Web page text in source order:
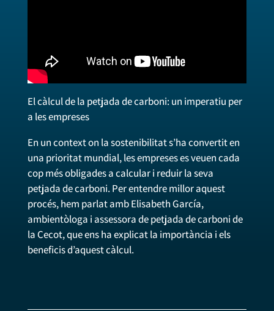
El càlcul de la petjada de carboni: un imperatiu per
a les empreses
En un context on la sostenibilitat s’ha convertit en
una prioritat mundial, les empreses es veuen cada
cop més obligades a calcular i reduir la seva
petjada de carboni. Per entendre millor aquest
procés, hem parlat amb Elisabeth García,
ambientòloga i assessora de petjada de carboni de
la Cecot, que ens ha explicat la importància i els
beneficis d’aquest càlcul.